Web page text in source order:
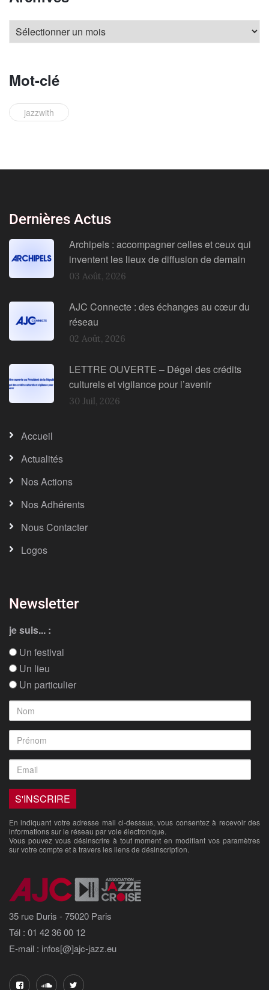
Mot-clé
jazzwith
Dernières Actus
Archipels : accompagner celles et ceux qui
inventent les lieux de diffusion de demain
03 Août, 2026
AJC Connecte : des échanges au cœur du
réseau
02 Août, 2026
LETTRE OUVERTE – Dégel des crédits
culturels et vigilance pour l’avenir
30 Juil, 2026
Accueil
Actualités
Nos Actions
Nos Adhérents
Nous Contacter
Logos
Newsletter
je suis... :
Un festival
Un lieu
Un particulier
En indiquant votre adresse mail ci-desssus, vous consentez à recevoir des
informations sur le réseau par voie électronique.
Vous pouvez vous désinscrire à tout moment en modifiant vos paramètres
sur votre compte et à travers les liens de désinscription.
35 rue Duris - 75020 Paris
Tél : 01 42 36 00 12
E-mail : infos[@]ajc-jazz.eu